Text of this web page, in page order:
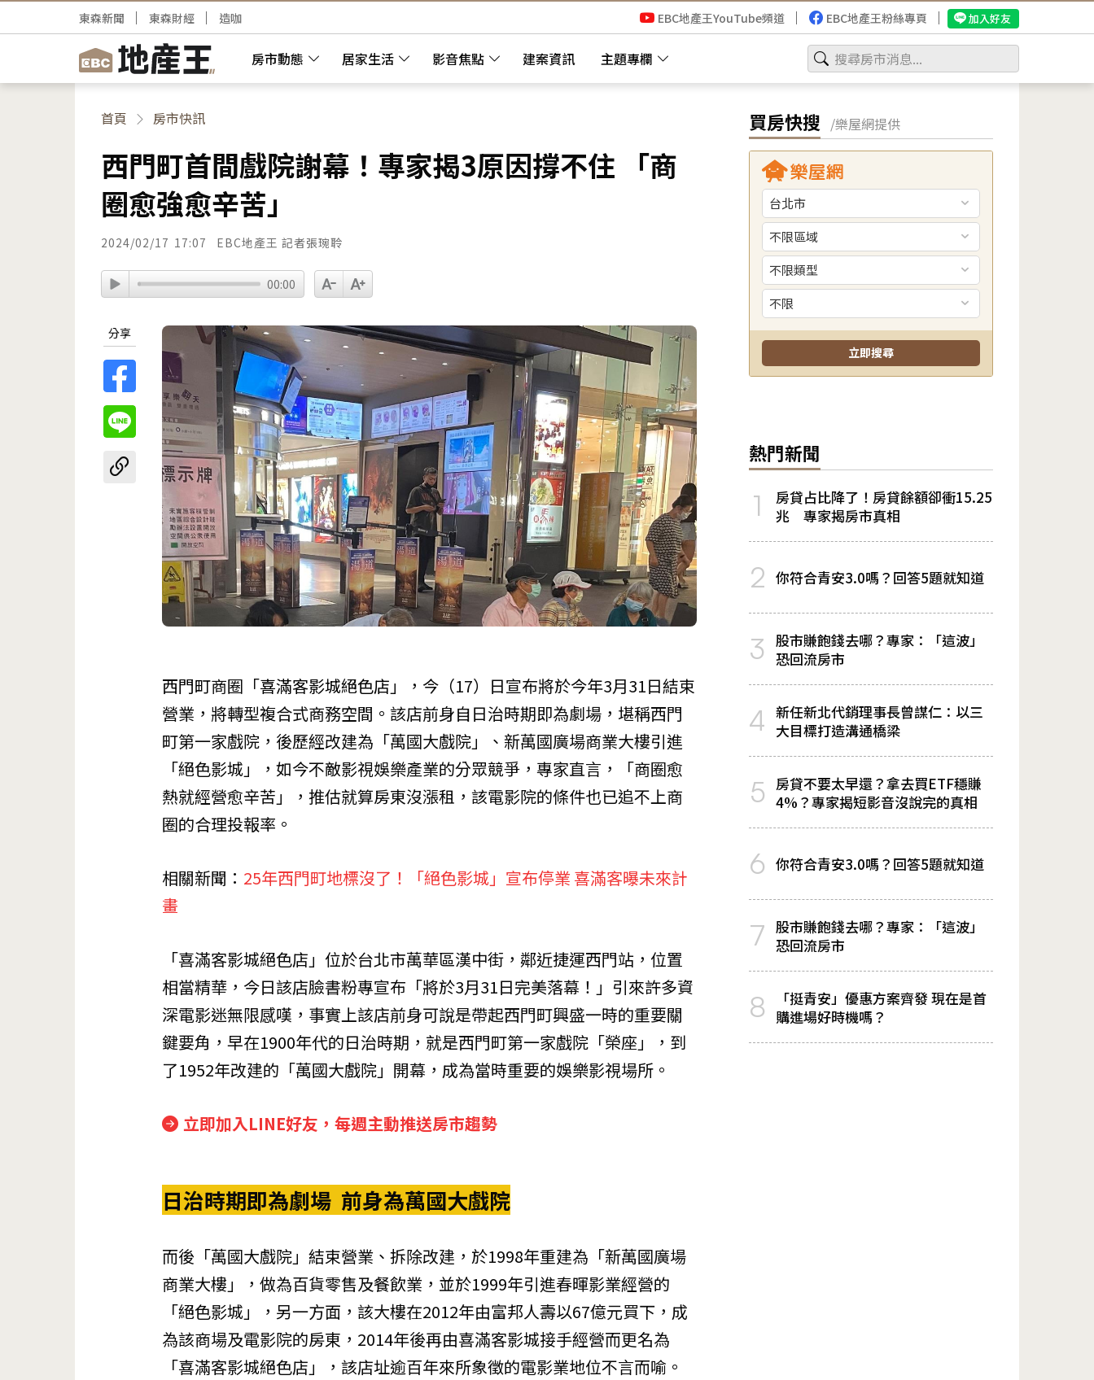
房市動態 居家生活 影音焦點 建案資訊 主題專欄
東森新聞 東森財經 造咖 EBC地產王YouTube頻道 EBC地產王粉絲專頁 加入好友
首頁 房市快訊
西門町首間戲院謝幕！專家揭3原因撐不住 「商
圈愈強愈辛苦」
2024/02/17 17:07 EBC地產王 記者張琬聆
00:00
分享
西門町商圈「喜滿客影城絕色店 」，今（17）日宣布將於今年3月31日結束
營業，將轉型複合式商務空間。該店前身自日治時期即為劇場，堪稱西門
町第一家戲院，後歷經改建為「萬國大戲院」、新萬國廣場商業大樓引進
「絕色影城」，如今不敵影視娛樂產業的分眾競爭，專家直言，「商圈愈
熱就經營愈辛苦」，推估就算房東沒漲租，該電影院的條件也已追不上商
圈的合理投報率。
相關新聞： 25年西門町地標沒了！「絕色影城」宣布停業 喜滿客曝未來計
畫
「喜滿客影城絕色店」位於台北市萬華區漢中街，鄰近捷運西門站，位置
相當精華，今日該店臉書粉專宣布「將於3月31日完美落幕！」引來許多資
深電影迷無限感嘆，事實上該店前身可說是帶起西門町興盛一時的重要關
鍵要角，早在1900年代的日治時期，就是西門町第一家戲院「榮座」，到
了1952年改建的「萬國大戲院」開幕，成為當時重要的娛樂影視場所。
立即加入LINE好友，每週主動推送房市趨勢
日治時期即為劇場 前身為萬國大戲院
而後「萬國大戲院」結束營業、拆除改建，於1998年重建為「新萬國廣場
商業大樓」，做為百貨零售及餐飲業，並於1999年引進春暉影業經營的
「絕色影城」，另一方面，該大樓在2012年由富邦人壽以67億元買下，成
為該商場及電影院的房東，2014年後再由喜滿客影城接手經營而更名為
「喜滿客影城絕色店」，該店址逾百年來所象徵的電影業地位不言而喻。
買房快搜 /樂屋網提供
熱門新聞
1
房貸占比降了！房貸餘額卻衝15.25
兆 專家揭房市真相
2 你符合青安3.0嗎？回答5題就知道
3 股市賺飽錢去哪？專家：「這波」
恐回流房市
4 新任新北代銷理事長曾謀仁：以三
大目標打造溝通橋梁
5 房貸不要太早還？拿去買ETF穩賺
4%？專家揭短影音沒說完的真相
6 你符合青安3.0嗎？回答5題就知道
7 股市賺飽錢去哪？專家：「這波」
恐回流房市
8
「挺青安」優惠方案齊發 現在是首
購進場好時機嗎？